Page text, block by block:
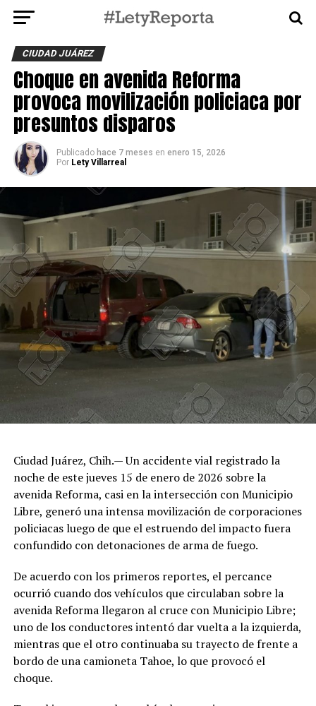
CIUDAD JUÁREZ
Choque en avenida Reforma
provoca movilización policiaca por
presuntos disparos
Publicado hace 7 meses en enero 15, 2026
Por Lety Villarreal
Ciudad Juárez, Chih.— Un accidente vial registrado la
noche de este jueves 15 de enero de 2026 sobre la
avenida Reforma, casi en la intersección con Municipio
Libre, generó una intensa movilización de corporaciones
policiacas luego de que el estruendo del impacto fuera
confundido con detonaciones de arma de fuego.
De acuerdo con los primeros reportes, el percance
ocurrió cuando dos vehículos que circulaban sobre la
avenida Reforma llegaron al cruce con Municipio Libre;
uno de los conductores intentó dar vuelta a la izquierda,
mientras que el otro continuaba su trayecto de frente a
bordo de una camioneta Tahoe, lo que provocó el
choque.